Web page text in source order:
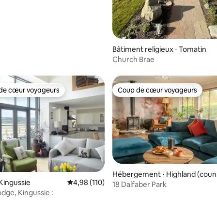
Bâtiment religieux ⋅ Tomatin
Church Brae
sur la base de 18 commentaires : 5 sur 5
cœur voyageurs les plus appréciés
cœur voyageurs
Évaluation moyenne sur la base de 110
4,98 (110)
Kingussie :
Coup de cœur voyageurs
Coup de cœur voyageurs
Hébergement ⋅ Highland
l area)
18 Dalfaber Park